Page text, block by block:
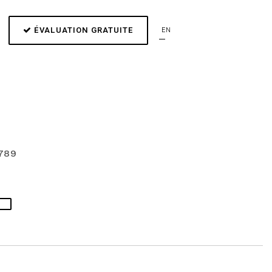
ÉVALUATION GRATUITE EN